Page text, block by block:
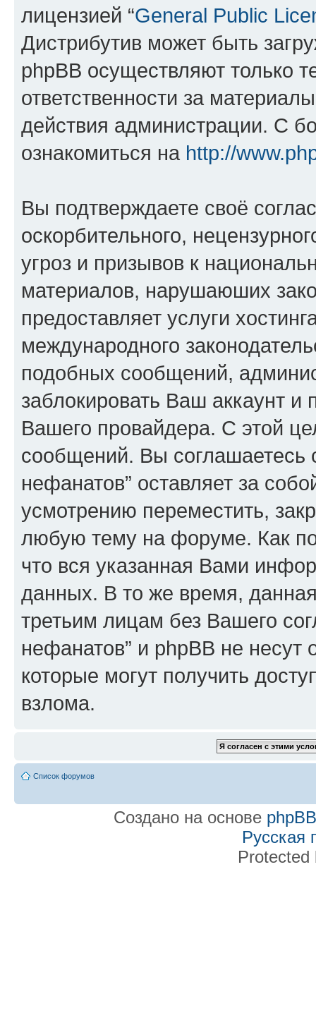
лицензией “General Public
Дистрибутив может быть
phpBB осуществляют только
ответственности за
действия администрации. С
ознакомиться на http://
Вы подтверждаете своё
оскорбительного,
угроз и призывов к
материалов, нарушаюших
предоставляет услуги
международного
подобных сообщений,
заблокировать Ваш аккаунт и
Вашего провайдера. С этой
сообщений. Вы соглашаетесь
нефанатов” оставляет за
усмотрению переместить,
любую тему на форуме. Как
что вся указанная Вами
данных. В то же время,
третьим лицам без Вашего
нефанатов” и phpBB не несут
которые могут получить
взлома.
Список форумов
Создано на основе phpBB
Русская